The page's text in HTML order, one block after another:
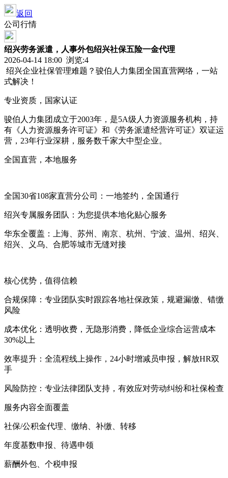
返回
公司行情
绍兴劳务派遣，人事外包绍兴社保五险一金代理
2026-04-14 18:00 浏览:4
绍兴企业社保管理难题？骏伯人力集团全国直营网络，一站
式解决！
专业资质，国家认证
骏伯人力集团成立于2003年，是5A级人力资源服务机构，持
有《人力资源服务许可证》和《劳务派遣经营许可证》双证运
营，23年行业深耕，服务数千家大中型企业。
全国直营，本地服务
全国30省108家直营分公司：一地签约，全国通行
绍兴专属服务团队：为您提供本地化贴心服务
华东全覆盖：上海、苏州、南京、杭州、宁波、温州、绍兴、
绍兴、义乌、合肥等城市无缝对接
核心优势，值得信赖
合规保障：专业团队实时跟踪各地社保政策，规避漏缴、错缴
风险
成本优化：透明收费，无隐形消费，降低企业综合运营成本
30%以上
效率提升：全流程线上操作，24小时增减员申报，解放HR双
手
风险防控：专业法律团队支持，有效应对劳动纠纷和社保检查
服务内容全面覆盖
社保/公积金代理、缴纳、补缴、转移
年度基数申报、待遇申领
薪酬外包、个税申报